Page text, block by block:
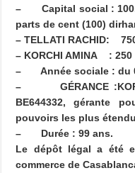
–
Capital social :
parts de cent (100)
– TELLATI RACHID:
– KORCHI AMINA :
–
Année sociale : du
–
GÉRANCE
BE644332, gérante
pouvoirs les plus
–
Durée : 99 ans.
Le dépôt légal a été
commerce de